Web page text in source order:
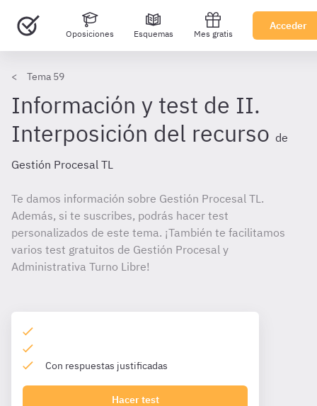
Oposiciones Esquemas Mes gratis
Acceder
Tema 59
Información y test de II.
Interposición del recurso de
Gestión Procesal TL
Te damos información sobre Gestión Procesal TL.
Además, si te suscribes, podrás hacer test
personalizados de este tema. ¡También te facilitamos
varios test gratuitos de Gestión Procesal y
Administrativa Turno Libre!
Con respuestas justificadas
Hacer test